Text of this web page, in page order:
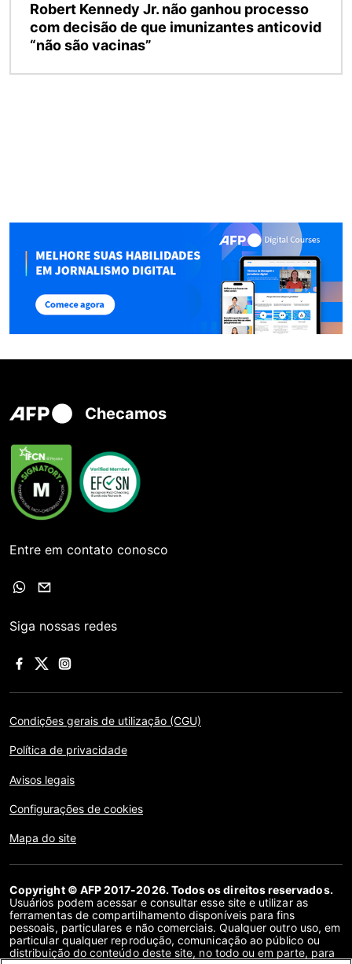
Robert Kennedy Jr. não ganhou processo
com decisão de que imunizantes anticovid
“não são vacinas”
Checamos
Entre em contato conosco
Siga nossas redes
Condições gerais de utilização (CGU)
Política de privacidade
Avisos legais
Configurações de cookies
Mapa do site
Copyright © AFP 2017-2026. Todos os direitos reservados.
Usuários podem acessar e consultar esse site e utilizar as
ferramentas de compartilhamento disponíveis para fins
pessoais, particulares e não comerciais. Qualquer outro uso, em
particular qualquer reprodução, comunicação ao público ou
distribuição do conteúdo deste site, no todo ou em parte, para